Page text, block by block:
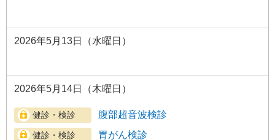
2026年5月13日（水曜日）
2026年5月14日（木曜日）
腹部超音波検診
胃がん検診